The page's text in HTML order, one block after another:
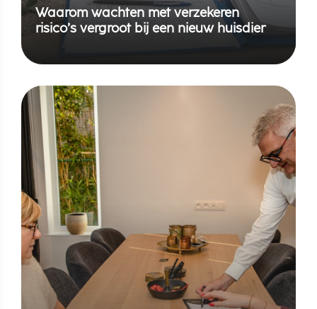
Waarom wachten met verzekeren
risico’s vergroot bij een nieuw huisdier